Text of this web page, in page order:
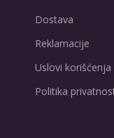
Dostava
Reklamacije
Uslovi korišćenja
Politika